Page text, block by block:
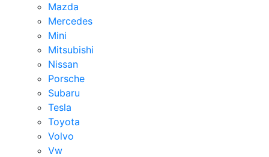
Mazda
Mercedes
Mini
Mitsubishi
Nissan
Porsche
Subaru
Tesla
Toyota
Volvo
Vw